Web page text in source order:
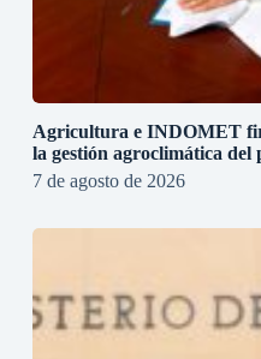
Agricultura e INDOMET
la gestión agroclimática del
7 de agosto de 2026